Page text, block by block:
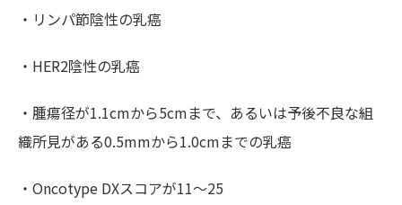
・リンパ節陰性の乳癌
・HER2陰性の乳癌
・腫瘍径が1.1cmから5cmまで、あるいは予後不良な組
織所見がある0.5mmから1.0cmまでの乳癌
・Oncotype DXスコアが11～25